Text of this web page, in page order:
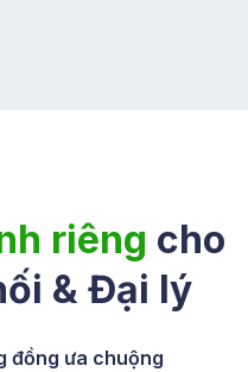
riêng cho
& Đại lý
đồng ưa chuộng